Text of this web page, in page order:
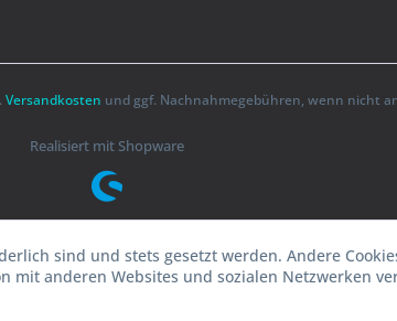
Versandkosten und ggf. Nachnahmegebühren, wenn nicht
Realisiert mit Shopware
sind und stets gesetzt werden. Andere
anderen Websites und sozialen Netzwerken